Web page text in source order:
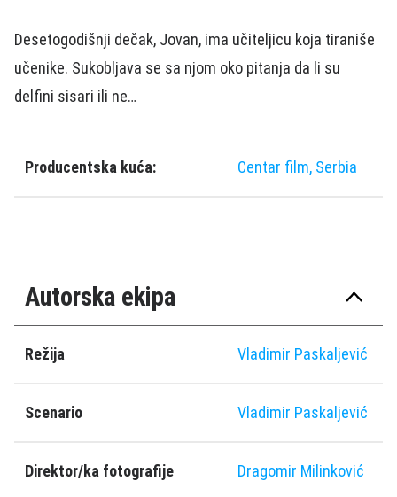
Desetogodišnji dečak, Jovan, ima učiteljicu koja tiraniše
učenike. Sukobljava se sa njom oko pitanja da li su
delfini sisari ili ne…
Producentska kuća: Centar film, Serbia
Autorska ekipa
Režija Vladimir Paskaljević
Scenario Vladimir Paskaljević
Direktor/ka fotografije Dragomir Milinković